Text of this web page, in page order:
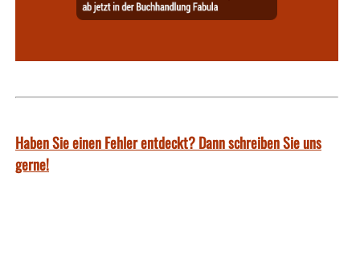
Haben Sie einen Fehler entdeckt? Dann schreiben Sie uns
gerne!